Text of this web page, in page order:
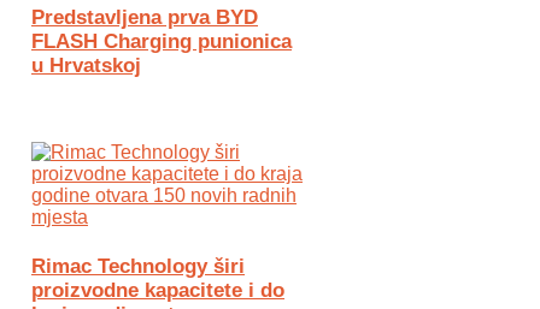
Predstavljena prva BYD
FLASH Charging punionica
u Hrvatskoj
Rimac Technology širi
proizvodne kapacitete i do